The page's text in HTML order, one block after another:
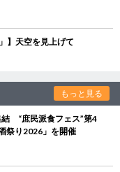
】天空を見上げて
もっと見る
結 “庶民派食フェス”第4
祭り2026」を開催